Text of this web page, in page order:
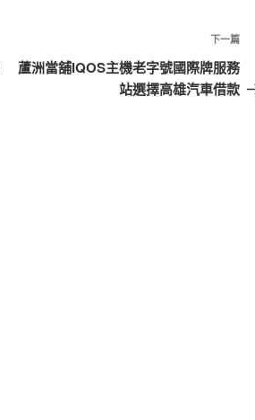
下
一
篇
下一篇
蘆洲當舖IQOS主機老字號國際牌服務
站選擇高雄汽車借款